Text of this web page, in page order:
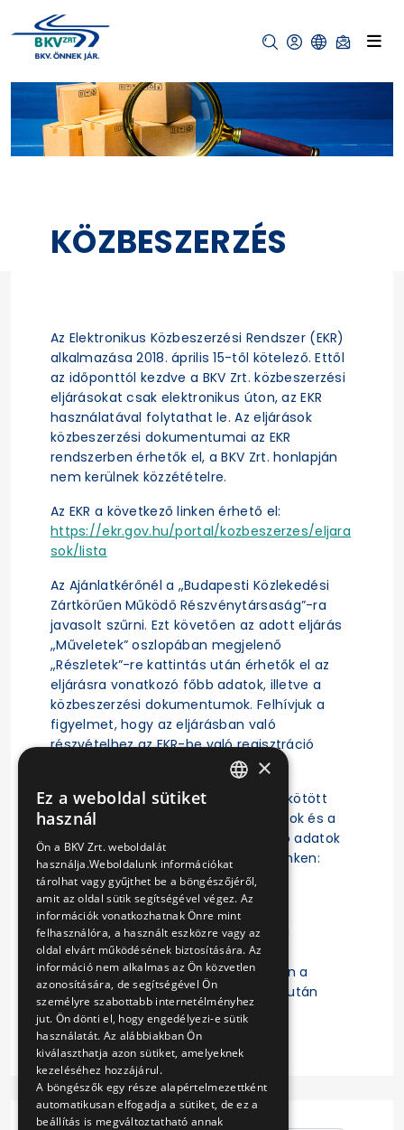
KÖZBESZERZÉS
Az Elektronikus Közbeszerzési Rendszer (EKR)
alkalmazása 2018. április 15-től kötelező. Ettől
az időponttól kezdve a BKV Zrt. közbeszerzési
eljárásokat csak elektronikus úton, az EKR
használatával folytathat le. Az eljárások
közbeszerzési dokumentumai az EKR
rendszerben érhetők el, a BKV Zrt. honlapján
nem kerülnek közzétételre.
Az EKR a következő linken érhető el:
https://ekr.gov.hu/portal/kozbeszerzes/eljara
sok/lista
Az Ajánlatkérőnél a „Budapesti Közlekedési
Zártkörűen Működő Részvénytársaság”-ra
javasolt szűrni. Ezt követően az adott eljárás
„Műveletek” oszlopában megjelenő
„Részletek”-re kattintás után érhetők el az
eljárásra vonatkozó főbb adatok, illetve a
közbeszerzési dokumentumok. Felhívjuk a
figyelmet, hogy az eljárásban való
részvételhez az EKR-be való regisztráció
A közbeszerzési eljárás alapján megkötött
szerződések, a szerződésmódosítások és a
szerződések teljesítésére vonatkozó adatok
az EKR-ben érhetők el a következő linken:
https://ekr.gov.hu/ekr-
szerzodestar/hu/szerzodesLista
A „Kulcsszavak” mezőbe a Budapesti
Közlekedési Zártkörűen Működő
Részvénytársaság beírását követően a
keresett szerződésre való kattintás után
érhetők el a részletes adatok.
×
Ez a weboldal sütiket
használ
Ön a BKV Zrt. weboldalát
használja.Weboldalunk információkat
tárolhat vagy gyűjthet be a böngészőjéről,
amit az oldal sütik segítségével végez. Az
információk vonatkozhatnak Önre mint
felhasználóra, a használt eszközre vagy az
oldal elvárt működésének biztosítására. Az
információ nem alkalmas az Ön közvetlen
azonosítására, de segítségével Ön
személyre szabottabb internetélményhez
jut. Ön dönti el, hogy engedélyezi-e sütik
használatát. Az alábbiakban Ön
kiválaszthatja azon sütiket, amelyeknek
kezeléséhez hozzájárul.
A böngészők egy része alapértelmezettként
automatikusan elfogadja a sütiket, de ez a
beállítás is megváltoztatható annak